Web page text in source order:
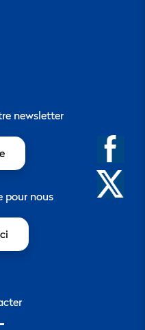
newsletter
pour nous